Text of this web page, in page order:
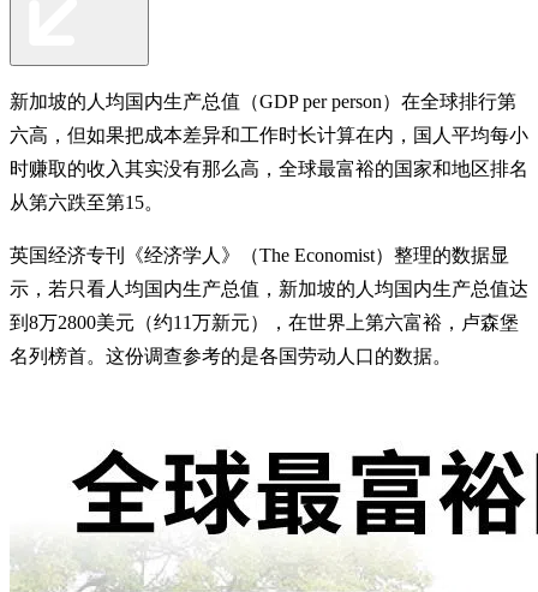
新加坡的人均国内生产总值（GDP per person）在全球排行第
六高，但如果把成本差异和工作时长计算在内，国人平均每小
时赚取的收入其实没有那么高，全球最富裕的国家和地区排名
从第六跌至第15。
英国经济专刊《经济学人》（The Economist）整理的数据显
示，若只看人均国内生产总值，新加坡的人均国内生产总值达
到8万2800美元（约11万新元），在世界上第六富裕，卢森堡
名列榜首。这份调查参考的是各国劳动人口的数据。